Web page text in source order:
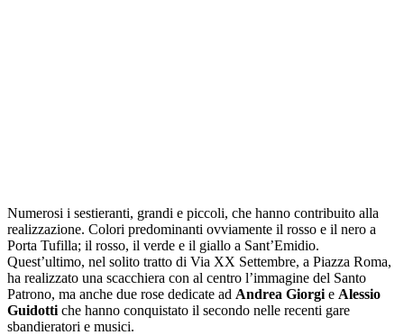
Numerosi i sestieranti, grandi e piccoli, che hanno contribuito alla
realizzazione. Colori predominanti ovviamente il rosso e il nero a
Porta Tufilla; il rosso, il verde e il giallo a Sant’Emidio.
Quest’ultimo, nel solito tratto di Via XX Settembre, a Piazza Roma,
ha realizzato una scacchiera con al centro l’immagine del Santo
Patrono, ma anche due rose dedicate ad Andrea Giorgi e Alessio
Guidotti che hanno conquistato il secondo nelle recenti gare
sbandieratori e musici.